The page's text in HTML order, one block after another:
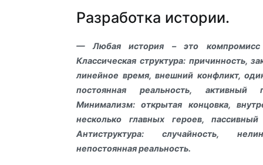
Разработка истории.
— Любая история – это компромисс
Классическая структура: причинность,
линейное время, внешний конфликт,
постоянная реальность, активный
Минимализм: открытая концовка,
несколько главных героев,
Антиструктура: случайность,
непостоянная реальность.